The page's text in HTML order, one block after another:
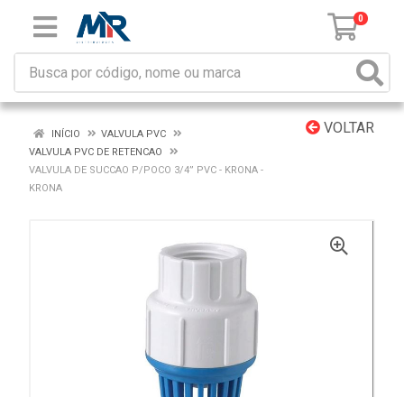
0
VOLTAR
INÍCIO
VALVULA PVC
VALVULA PVC DE RETENCAO
VALVULA DE SUCCAO P/POCO 3/4” PVC - KRONA -
KRONA